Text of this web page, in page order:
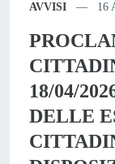
AVVISI 16
18/04/
DELLE